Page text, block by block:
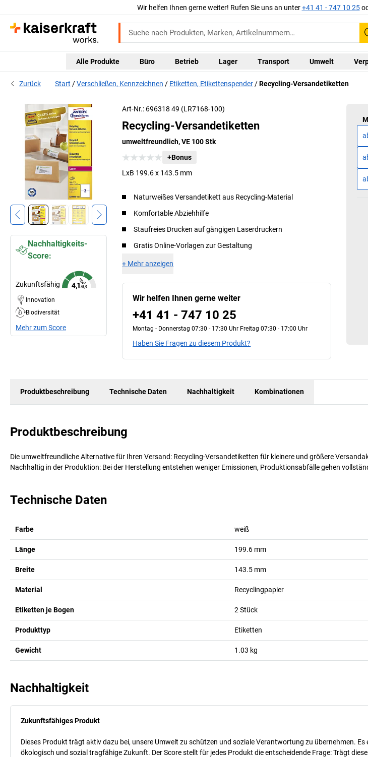
Wir helfen Ihnen gerne weiter! Rufen Sie uns an unter+41 41 - 747 10 25
Alle Produkte Büro Betrieb Lager Transport Umwelt
Zurück Start Verschließen, Kennzeichnen Etiketten, Etikettenspender Recycling-Versandetiketten
Nachhaltigkeits-
Score:
Zukunftsfähig
Innovation
Biodiversität
Mehr zum Score
Art-Nr.: 696318 49 (LR7168-100)
Recycling-Versandetiketten
umweltfreundlich, VE 100 Stk
+Bonus
LxB 199.6 x 143.5 mm
Naturweißes Versandetikett aus Recycling-Material
Komfortable Abziehhilfe
Staufreies Drucken auf gängigen Laserdruckern
Gratis Online-Vorlagen zur Gestaltung
+ Mehr anzeigen
Wir helfen Ihnen gerne weiter
+41 41 - 747 10 25
Montag - Donnerstag 07:30 - 17:30 Uhr Freitag 07:30 - 17:00 Uhr
Haben Sie Fragen zu diesem Produkt?
Produktbeschreibung Technische Daten Nachhaltigkeit Kombinationen
Produktbeschreibung
Die umweltfreundliche Alternative für Ihren Versand: Recycling-Versandetiketten für kleinere und größere
Nachhaltig in der Produktion: Bei der Herstellung entstehen weniger Emissionen, Produktionsabfälle gehen
Technische Daten
Farbe weiß
Länge 199.6 mm
Breite 143.5 mm
Material Recyclingpapier
Etiketten je Bogen 2 Stück
Produkttyp Etiketten
Gewicht 1.03 kg
Nachhaltigkeit
Zukunftsfähiges Produkt
Dieses Produkt trägt aktiv dazu bei, unsere Umwelt zu schützen und soziale Verantwortung zu übernehmen.
ökologisch und sozial tragfähige Zukunft. Der Score stellt für jedes Produkt die entscheidende Frage: Trägt